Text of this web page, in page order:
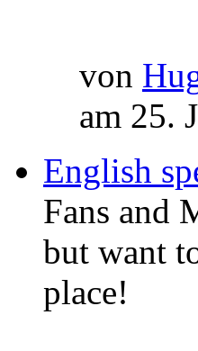
von
am 25.
English
Fans and
but want
place!